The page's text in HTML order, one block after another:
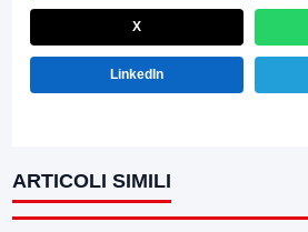
X
LinkedIn
ARTICOLI SIMILI